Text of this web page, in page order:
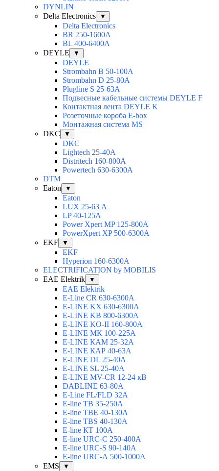
DYNLIN
Delta Electronics
▼
Delta Electronics
BR 250-1600A
BL 400-6400A
DEYLE
▼
DEYLE
Strombahn B 50-100A
Strombahn D 25-80A
Plugline S 25-63A
Подвесные кабельные системы DEYLE F
Контактная лента DEYLE K
Розеточные короба E-box
Монтажная система MS
DKC
▼
DKC
Lightech 25-40А
Distritech 160-800А
Powertech 630-6300А
DTM
Eaton
▼
Eaton
LUX 25-63 А
LP 40-125A
Power Xpert MP 125-800A
PowerXpert XP 500-6300A
EKF
▼
EKF
Hyperion 160-6300А
ELECTRIFICATION by MOBILIS
EAE Elektrik
▼
EAE Elektrik
E-Line CR 630-6300А
E-LINE KX 630-6300А
E-LİNE KB 800-6300А
E-LINE KO-II 160-800А
E-LINE МК 100-225А
E-LINE КАМ 25-32А
E-LINE КАР 40-63А
E-LINE DL 25-40А
E-LINE SL 25-40А
E-LINE MV-CR 12-24 кВ
DABLINE 63-80А
E-Line FL/FLD 32А
E-line TB 35-250А
E-line TBЕ 40-130А
E-line TBS 40-130А
E-line КТ 100А
E-line URC-С 250-400А
E-line URC-S 90-140А
E-line URC-А 500-1000А
EMS
▼